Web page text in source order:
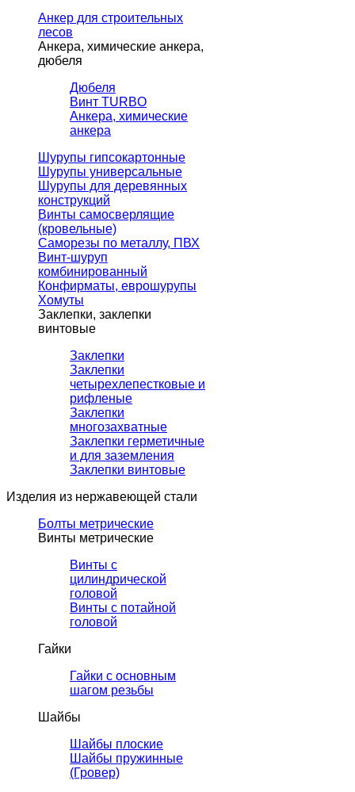
Анкер для строительных
лесов
Анкера, химические анкера,
дюбеля
Дюбеля
Винт TURBO
Анкера, химические
анкера
Шурупы гипсокартонные
Шурупы универсальные
Шурупы для деревянных
конструкций
Винты самосверлящие
(кровельные)
Саморезы по металлу, ПВХ
Винт-шуруп
комбинированный
Конфирматы, еврошурупы
Хомуты
Заклепки, заклепки
винтовые
Заклепки
Заклепки
четырехлепестковые и
рифленые
Заклепки
многозахватные
Заклепки герметичные
и для заземления
Заклепки винтовые
Изделия из нержавеющей стали
Болты метрические
Винты метрические
Винты с
цилиндрической
головой
Винты с потайной
головой
Гайки
Гайки с основным
шагом резьбы
Шайбы
Шайбы плоские
Шайбы пружинные
(Гровер)